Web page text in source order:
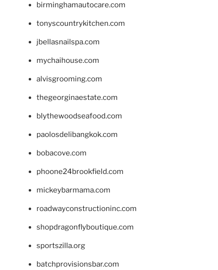
birminghamautocare.com
tonyscountrykitchen.com
jbellasnailspa.com
mychaihouse.com
alvisgrooming.com
thegeorginaestate.com
blythewoodseafood.com
paolosdelibangkok.com
bobacove.com
phoone24brookfield.com
mickeybarmama.com
roadwayconstructioninc.com
shopdragonflyboutique.com
sportszilla.org
batchprovisionsbar.com